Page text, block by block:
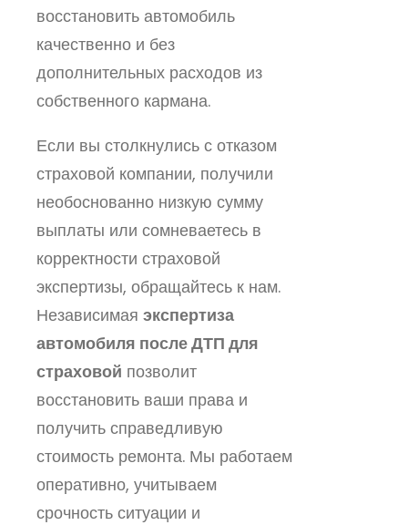
восстановить автомобиль
качественно и без
дополнительных расходов из
собственного кармана.
Если вы столкнулись с отказом
страховой компании, получили
необоснованно низкую сумму
выплаты или сомневаетесь в
корректности страховой
экспертизы, обращайтесь к нам.
Независимая экспертиза
автомобиля после ДТП для
страховой позволит
восстановить ваши права и
получить справедливую
стоимость ремонта. Мы работаем
оперативно, учитываем
срочность ситуации и